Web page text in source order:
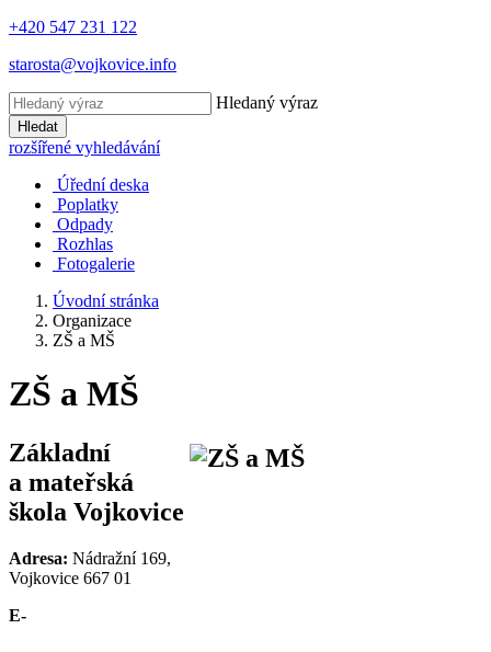
+420 547 231 122
starosta@vojkovice.info
Hledaný výraz
Hledat
rozšířené vyhledávání
Úřední deska
Poplatky
Odpady
Rozhlas
Fotogalerie
Úvodní stránka
Organizace
ZŠ a MŠ
ZŠ a MŠ
Základní
a mateřská
škola Vojkovice
Adresa: Nádražní 169,
Vojkovice 667 01
E-